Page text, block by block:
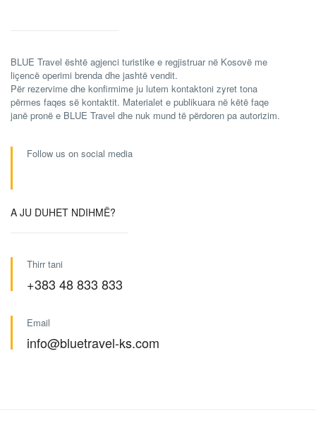
BLUE Travel është agjenci turistike e regjistruar në Kosovë me
liçencë operimi brenda dhe jashtë vendit.
Për rezervime dhe konfirmime ju lutem kontaktoni zyret tona
përmes faqes së kontaktit. Materialet e publikuara në këtë faqe
janë pronë e BLUE Travel dhe nuk mund të përdoren pa autorizim.
Follow us on social media
A JU DUHET NDIHMË?
Thirr tani
+383 48 833 833
Email
info@bluetravel-ks.com